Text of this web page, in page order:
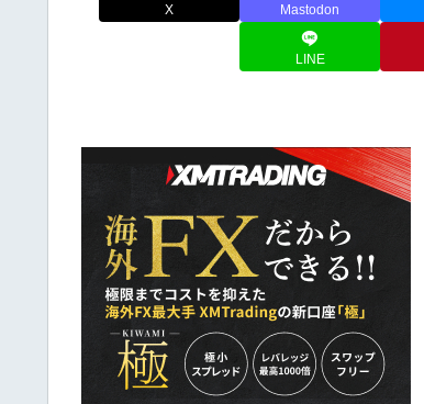
X Mastodon
LINE